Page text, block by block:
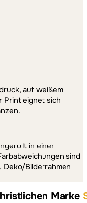
auf weißem
Print eignet sich
in einer
sind
Deko/Bilderrahmen
Marke